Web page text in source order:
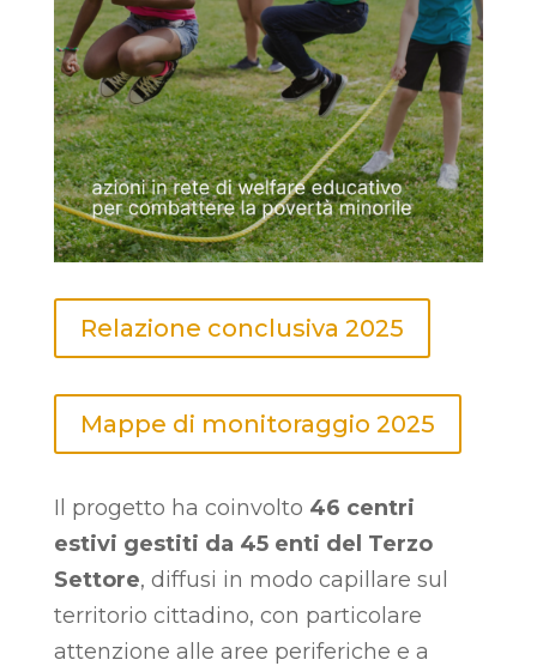
Relazione conclusiva 2025
Mappe di monitoraggio 2025
Il progetto ha coinvolto 46 centri
estivi gestiti da 45 enti del Terzo
Settore, diffusi in modo capillare sul
territorio cittadino, con particolare
attenzione alle aree periferiche e a